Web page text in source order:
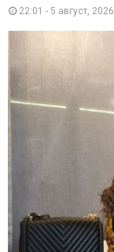
22:01 - 5 август, 2026